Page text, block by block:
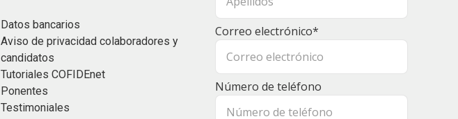
Datos bancarios
Aviso de privacidad colaboradores y
candidatos
Tutoriales COFIDEnet
Ponentes
Testimoniales
Correo electrónico*
Número de teléfono